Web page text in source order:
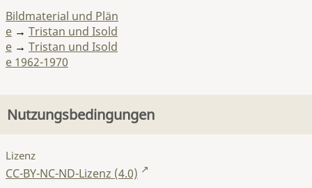
Bildmaterial und Plän
e → Tristan und Isold
e → Tristan und Isold
e 1962-1970
Nutzungsbedingungen
Lizenz
CC-BY-NC-ND-Lizenz (4.0)